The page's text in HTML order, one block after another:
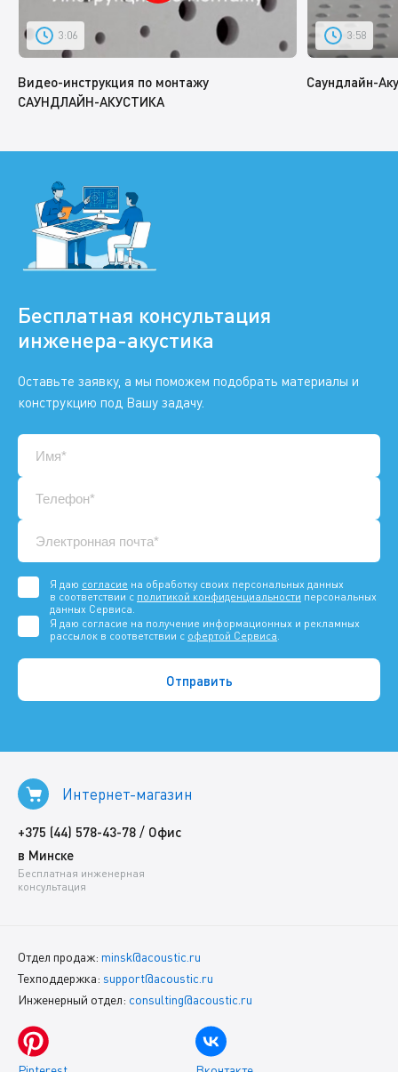
3:06
Видео-инструкция по монтажу
САУНДЛАЙН-АКУСТИКА
3:58
Саундлайн-
Бесплатная консультация
инженера-акустика
Оставьте заявку, а мы поможем подобрать материалы и
конструкцию под Вашу задачу.
Я даю согласие на обработку своих персональных данных
в соответствии с политикой конфиденциальности персональных
данных Сервиса.
Я даю согласие на получение информационных и рекламных
рассылок в соответствии с офертой Сервиса.
Интернет-магазин
+375 (44) 578-43-78 / Офис
в Минске
Бесплатная инженерная
консультация
Отдел продаж: minsk@acoustic.ru
Техподдержка: support@acoustic.ru
Инженерный отдел: consulting@acoustic.ru